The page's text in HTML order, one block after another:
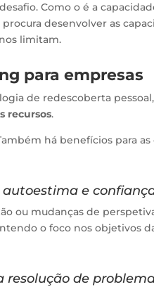
Como o é a
desenvolver as
limitam.
para empresas
de redescoberta
recursos.
há benefícios para
autoestima e
ou mudanças de
o foco nos objetivos
resolução de